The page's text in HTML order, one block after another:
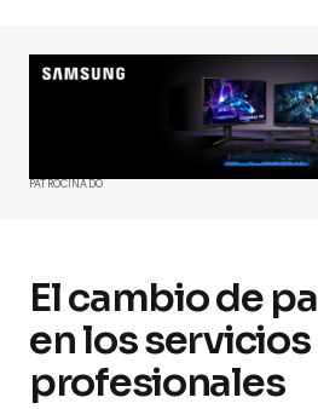
PATROCINADO
El cambio de
en los servicios
profesionales